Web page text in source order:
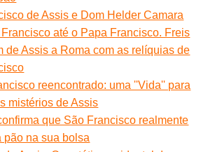
de Assis e Dom Helder Camara
até o Papa Francisco. Freis
de Assis a Roma com as relíquias de
reencontrado: uma ''Vida'' para
mistérios de Assis
que São Francisco realmente
pão na sua bolsa